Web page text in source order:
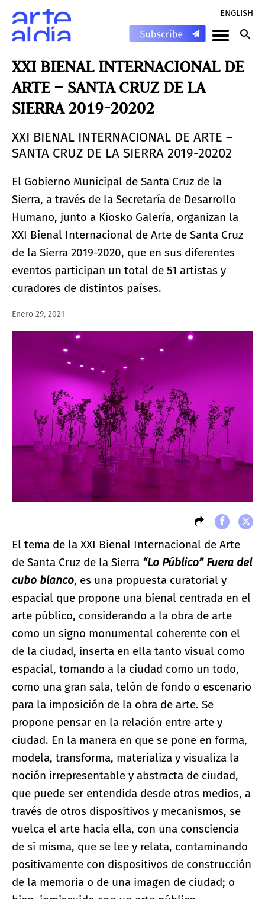
ENGLISH
XXI BIENAL INTERNACIONAL DE
ARTE – SANTA CRUZ DE LA
SIERRA 2019-20202
XXI BIENAL INTERNACIONAL DE ARTE –
SANTA CRUZ DE LA SIERRA 2019-20202
El Gobierno Municipal de Santa Cruz de la
Sierra, a través de la Secretaría de Desarrollo
Humano, junto a Kiosko Galería, organizan la
XXI Bienal Internacional de Arte de Santa Cruz
de la Sierra 2019-2020, que en sus diferentes
eventos participan un total de 51 artistas y
curadores de distintos países.
Enero 29, 2021
El tema de la XXI Bienal Internacional de Arte
de Santa Cruz de la Sierra “Lo Público” Fuera del
cubo blanco, es una propuesta curatorial y
espacial que propone una bienal centrada en el
arte público, considerando a la obra de arte
como un signo monumental coherente con el
de la ciudad, inserta en ella tanto visual como
espacial, tomando a la ciudad como un todo,
como una gran sala, telón de fondo o escenario
para la imposición de la obra de arte. Se
propone pensar en la relación entre arte y
ciudad. En la manera en que se pone en forma,
modela, transforma, materializa y visualiza la
noción irrepresentable y abstracta de ciudad,
que puede ser entendida desde otros medios, a
través de otros dispositivos y mecanismos, se
vuelca el arte hacia ella, con una consciencia
de sí misma, que se lee y relata, contaminando
positivamente con dispositivos de construcción
de la memoria o de una imagen de ciudad; o